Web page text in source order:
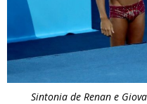
Sintonia de Renan e